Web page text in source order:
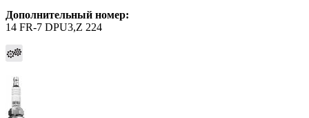
Дополнительный номер:
14 FR-7 DPU3,Z 224